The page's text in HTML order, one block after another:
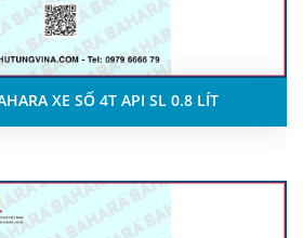
XE SỐ 4T API SL 0.8 LÍT